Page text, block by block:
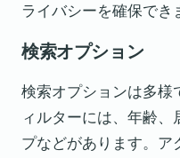
ライバシーを確保でき
検索オプション
検索オプションは多様
ィルターには、年齢、
プなどがあります。ア